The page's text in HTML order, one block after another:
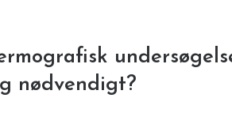
nødvendigt?